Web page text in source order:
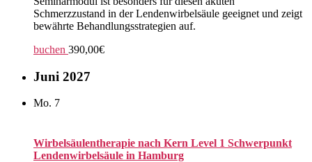
Schmerzzustand in der Lendenwirbelsäule geeignet und zeigt
bewährte Behandlungsstrategien auf.
buchen 390,00€
Juni 2027
Mo. 7
Wirbelsäulentherapie nach Kern Level 1 Schwerpunkt
Lendenwirbelsäule in Hamburg